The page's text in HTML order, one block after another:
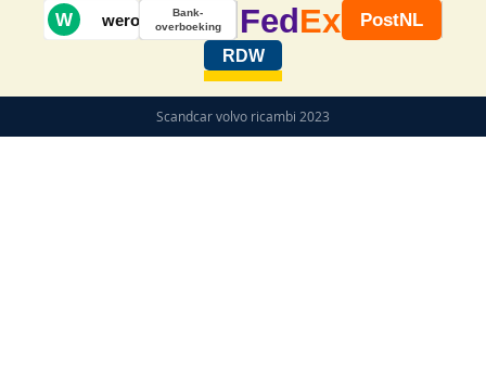
W wero
Bank-
overboeking
Fed Ex PostNL
RDW
Scandcar volvo ricambi 2023